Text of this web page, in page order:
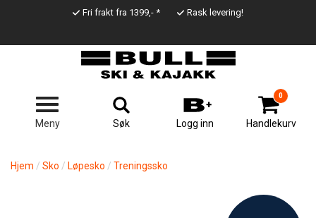
Line
Fri frakt fra 1399,- * Rask levering!
Meny Søk Logg inn Handlekurv
0
Hjem Sko Løpesko Treningssko